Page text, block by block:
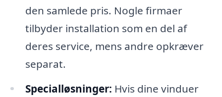
den samlede pris. Nogle firmaer
tilbyder installation som en del af
deres service, mens andre opkræver
separat.
Specialløsninger: Hvis dine vinduer